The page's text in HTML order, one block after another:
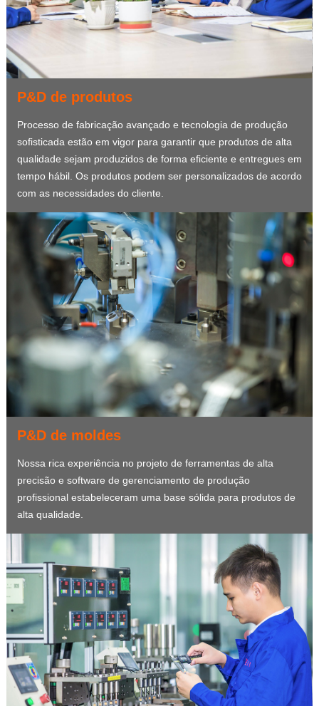
P&D de produtos
Processo de fabricação avançado e tecnologia de produção
sofisticada estão em vigor para garantir que produtos de alta
qualidade sejam produzidos de forma eficiente e entregues em
tempo hábil. Os produtos podem ser personalizados de acordo
com as necessidades do cliente.
P&D de moldes
Nossa rica experiência no projeto de ferramentas de alta
precisão e software de gerenciamento de produção
profissional estabeleceram uma base sólida para produtos de
alta qualidade.